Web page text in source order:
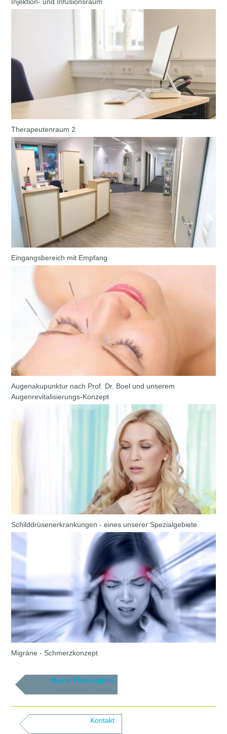
Therapeutenraum 2
Eingangsbereich mit Empfang
Augenakupunktur nach Prof. Dr. Boel und unserem
Augenrevitalisierungs-Konzept
Schilddrüsenerkrankungen - eines unserer Spezialgebiete
Migräne - Schmerzkonzept
Meine Philosophie
Kontakt